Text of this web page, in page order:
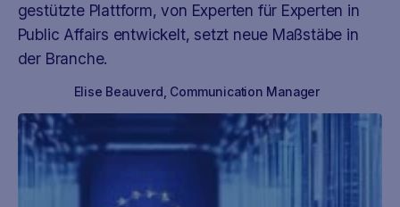
gestützte Plattform, von Experten für Experten in
Public Affairs entwickelt, setzt neue Maßstäbe in
der Branche.
Elise Beauverd Communication Manager